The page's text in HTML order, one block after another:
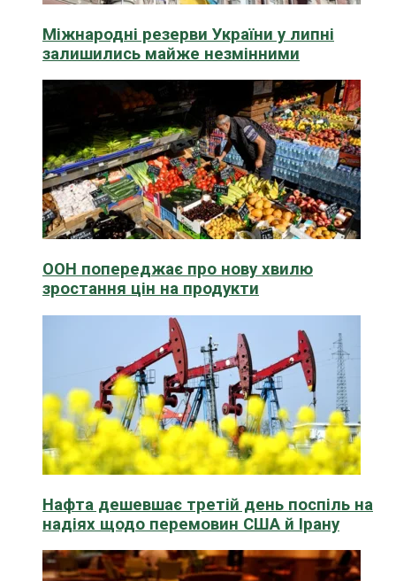
Міжнародні резерви України у липні
залишились майже незмінними
ООН попереджає про нову хвилю
зростання цін на продукти
Нафта дешевшає третій день поспіль на
надіях щодо перемовин США й Ірану